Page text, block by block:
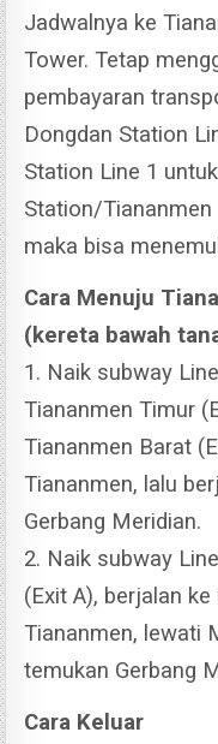
Jadwalnya ke
Tower. Tetap
pembayaran
Dongdan Station
Station Line 1
Station/Tiananmen
maka bisa
Cara Menuju
(kereta bawah
1. Naik subway
Tiananmen Timur
Tiananmen Barat
Tiananmen, lalu
Gerbang Meridian.
2. Naik subway
(Exit A), berjalan
Tiananmen, lewati
temukan Gerbang
Cara Keluar